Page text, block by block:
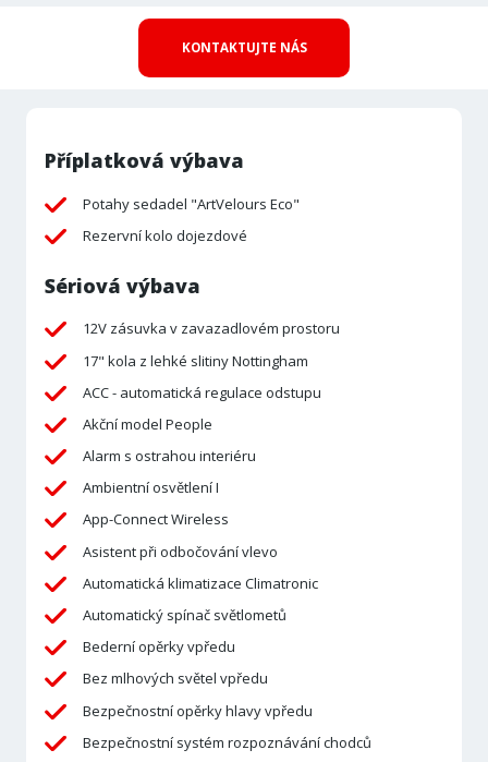
KONTAKTUJTE NÁS
Příplatková výbava
Potahy sedadel "ArtVelours Eco"
Rezervní kolo dojezdové
Sériová výbava
12V zásuvka v zavazadlovém prostoru
17" kola z lehké slitiny Nottingham
ACC - automatická regulace odstupu
Akční model People
Alarm s ostrahou interiéru
Ambientní osvětlení I
App-Connect Wireless
Asistent při odbočování vlevo
Automatická klimatizace Climatronic
Automatický spínač světlometů
Bederní opěrky vpředu
Bez mlhových světel vpředu
Bezpečnostní opěrky hlavy vpředu
Bezpečnostní systém rozpoznávání chodců